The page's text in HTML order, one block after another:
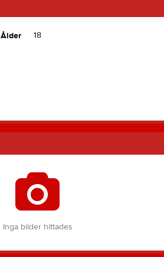
Ålder 18
Inga bilder hittades